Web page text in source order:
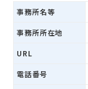
事務所名等
事務所所在地
URL
電話番号